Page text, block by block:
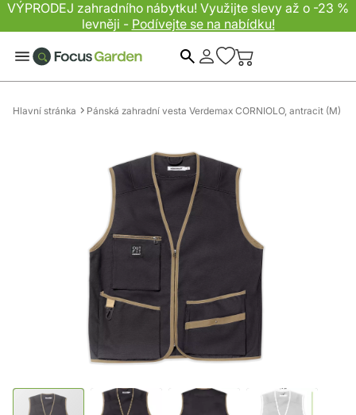
VÝPRODEJ zahradního nábytku! Využijte slevy až o -23 %
levněji - Podívejte se na nabídku!
Hlavní stránka Pánská zahradní vesta Verdemax CORNIOLO, antracit (M)